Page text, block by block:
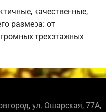
качественные,
размера: от
трехэтажных
ул. Ошарская, 77А,